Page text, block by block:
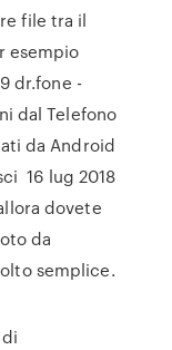
file tra il
esempio
dr.fone -
dal Telefono
da Android
16 lug 2018
dovete
da
semplice.